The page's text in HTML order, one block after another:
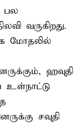
பல
வருகிறது.
மோதலில்
ஹவுதி
உள்நாட்டு
சவுதி